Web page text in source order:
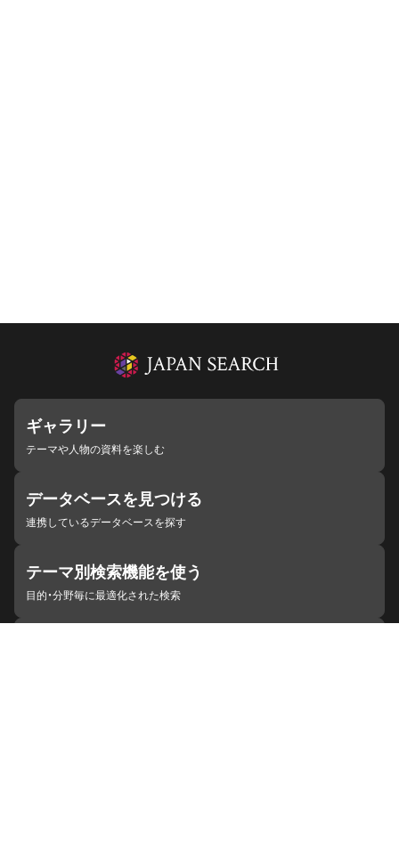
ギャラリー
テーマや人物の資料を楽しむ
データベースを見つける
連携しているデータベースを探す
テーマ別検索機能を使う
目的・分野毎に最適化された検索